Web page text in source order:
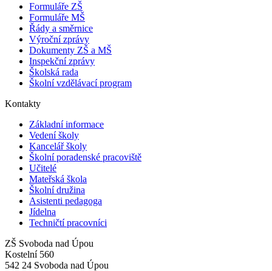
Formuláře ZŠ
Formuláře MŠ
Řády a směrnice
Výroční zprávy
Dokumenty ZŠ a MŠ
Inspekční zprávy
Školská rada
Školní vzdělávací program
Kontakty
Základní informace
Vedení školy
Kancelář školy
Školní poradenské pracoviště
Učitelé
Mateřská škola
Školní družina
Asistenti pedagoga
Jídelna
Techničtí pracovníci
ZŠ Svoboda nad Úpou
Kostelní 560
542 24 Svoboda nad Úpou